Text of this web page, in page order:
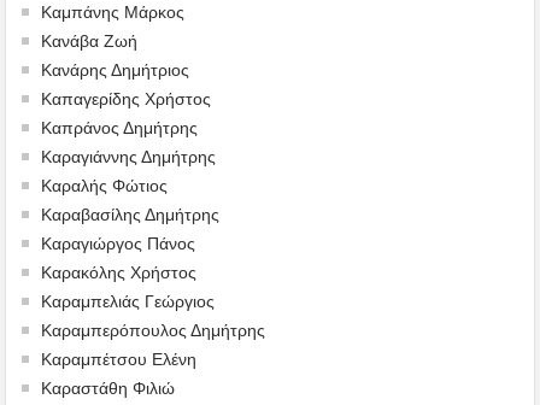
Καμπάνης Μάρκος
Κανάβα Ζωή
Κανάρης Δημήτριος
Καπαγερίδης Χρήστος
Καπράνος Δημήτρης
Καραγιάννης Δημήτρης
Καραλής Φώτιος
Καραβασίλης Δημήτρης
Καραγιώργος Πάνος
Καρακόλης Χρήστος
Καραμπελιάς Γεώργιος
Καραμπερόπουλος Δημήτρης
Καραμπέτσου Ελένη
Καραστάθη Φιλιώ